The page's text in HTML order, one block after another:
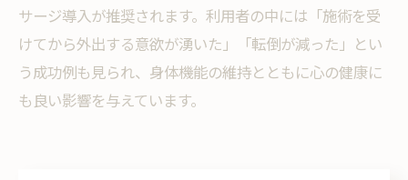
サージ導入が推奨されます。利用者の中には「施術を受
けてから外出する意欲が湧いた」「転倒が減った」とい
う成功例も見られ、身体機能の維持とともに心の健康に
も良い影響を与えています。